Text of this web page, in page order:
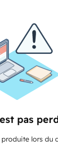
pas
lors du